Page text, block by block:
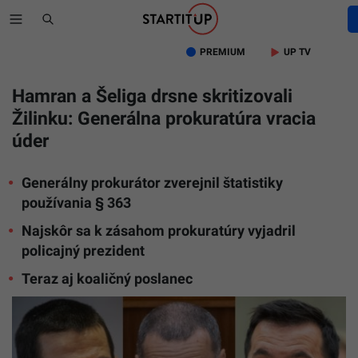
PREMIUM UP TV
Hamran a Šeliga drsne skritizovali
Žilinku: Generálna prokuratúra vracia
úder
Generálny prokurátor zverejnil štatistiky
používania § 363
Najskôr sa k zásahom prokuratúry vyjadril
policajný prezident
Teraz aj koaličný poslanec
Maroš
Žilinka,
napravo
poslanec